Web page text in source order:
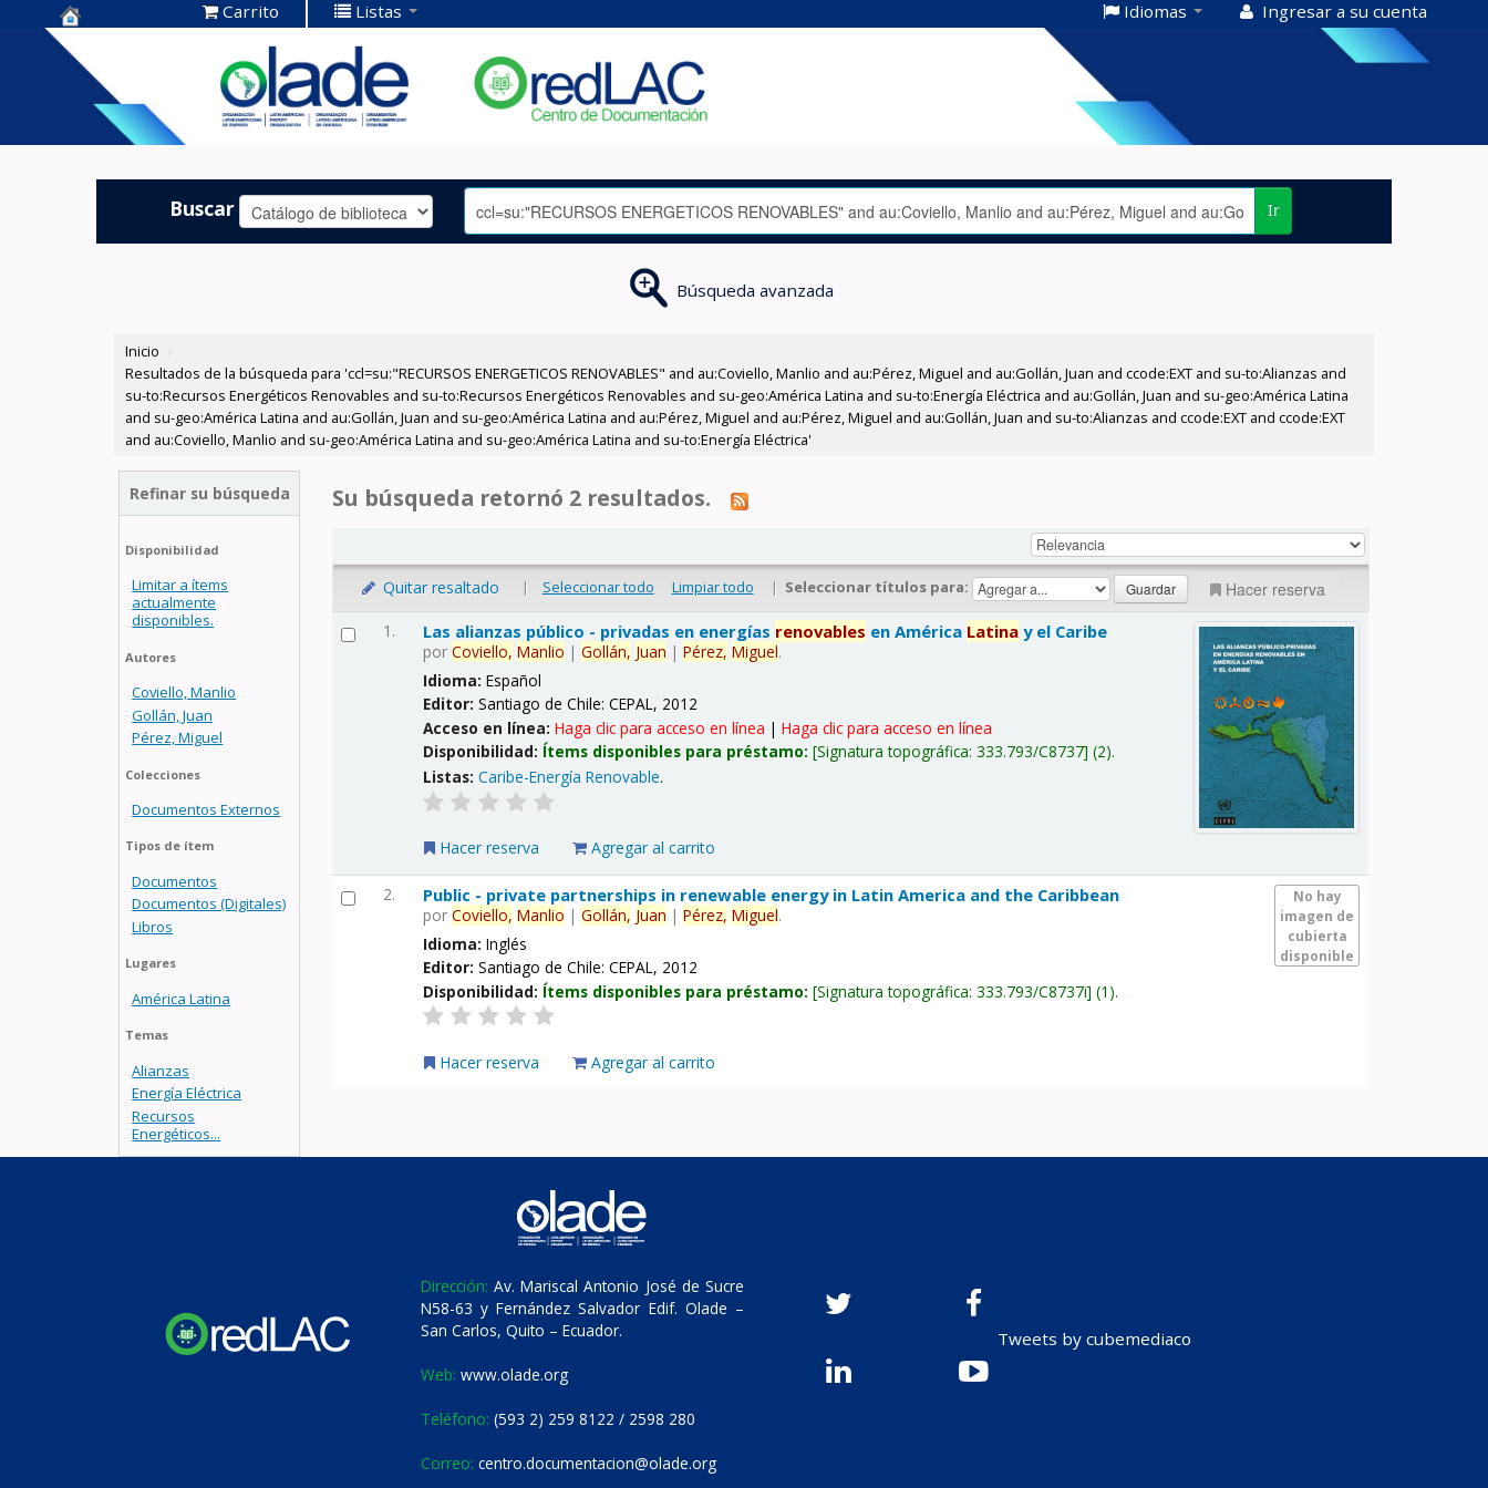
Centro de
Documentación
OLADE -
Carrito Listas Idiomas Ingresar a su cuenta
Buscar Ir
Búsqueda avanzada
Inicio ›
Resultados de la búsqueda para 'ccl=su:"RECURSOS ENERGETICOS RENOVABLES" and au:Coviello, Manlio and au:Pérez, Miguel and au:Gollán, Juan and ccode:EXT and su-to:Alianzas and
su-to:Recursos Energéticos Renovables and su-to:Recursos Energéticos Renovables and su-geo:América Latina and su-to:Energía Eléctrica and au:Gollán, Juan and su-geo:América Latina
and su-geo:América Latina and au:Gollán, Juan and su-geo:América Latina and au:Pérez, Miguel and au:Pérez, Miguel and au:Gollán, Juan and su-to:Alianzas and ccode:EXT and ccode:EXT
and au:Coviello, Manlio and su-geo:América Latina and su-geo:América Latina and su-to:Energía Eléctrica'
Refinar su búsqueda
Disponibilidad
Limitar a ítems
actualmente
disponibles.
Autores
Coviello, Manlio
Gollán, Juan
Pérez, Miguel
Colecciones
Documentos Externos
Tipos de ítem
Documentos
Documentos (Digitales)
Libros
Lugares
América Latina
Temas
Alianzas
Energía Eléctrica
Recursos
Energéticos...
Su búsqueda retornó 2 resultados.
Quitar resaltado | Seleccionar todo Limpiar todo | Seleccionar títulos para: Hacer reserva
1. Las alianzas público - privadas en energías renovables en América Latina y el Caribe
porCoviello, Manlio |Gollán, Juan |Pérez, Miguel.
Idioma:Español
Editor:Santiago de Chile: CEPAL, 2012
Acceso en línea:Haga clic para acceso en línea |Haga clic para acceso en línea
Disponibilidad: Ítems disponibles para préstamo: Signatura topográfica:333.793/C8737 (2).
Listas: Caribe-Energía Renovable.
Hacer reserva Agregar al carrito
2.
No hay
imagen de
cubierta
disponible
Public - private partnerships in renewable energy in Latin America and the Caribbean
porCoviello, Manlio |Gollán, Juan |Pérez, Miguel.
Idioma:Inglés
Editor:Santiago de Chile: CEPAL, 2012
Disponibilidad: Ítems disponibles para préstamo: Signatura topográfica:333.793/C8737i (1).
Hacer reserva Agregar al carrito
Dirección: Av. Mariscal Antonio José de Sucre
N58-63 y Fernández Salvador Edif. Olade –
San Carlos, Quito – Ecuador.
Web: www.olade.org
Teléfono: (593 2) 259 8122 / 2598 280
Correo: centro.documentacion@olade.org
Tweets by cubemediaco